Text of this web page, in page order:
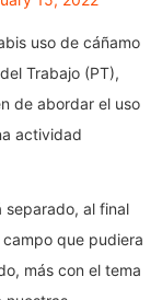
uso de cáñamo
Trabajo (PT),
de abordar el uso
actividad
separado, al final
que pudiera
más con el tema